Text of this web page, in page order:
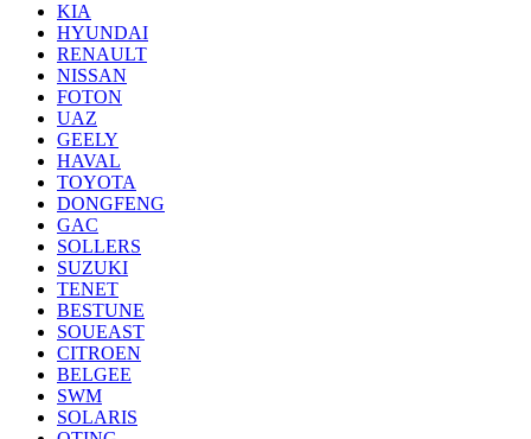
KIA
HYUNDAI
RENAULT
NISSAN
FOTON
UAZ
GEELY
HAVAL
TOYOTA
DONGFENG
GAC
SOLLERS
SUZUKI
TENET
BESTUNE
SOUEAST
CITROEN
BELGEE
SWM
SOLARIS